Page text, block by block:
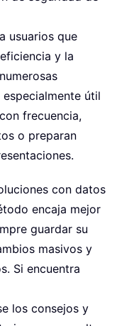
usuarios que
y la
útil
frecuencia,
o preparan
con datos
encaja mejor
guardar su
masivos y
Si encuentra
los consejos y